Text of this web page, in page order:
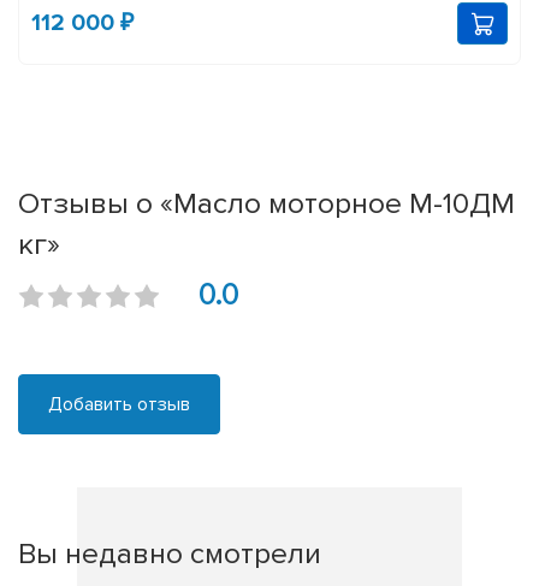
112 000 ₽
Отзывы о «Масло моторное М-10ДМ
кг»
0.0
Добавить отзыв
Вы недавно смотрели